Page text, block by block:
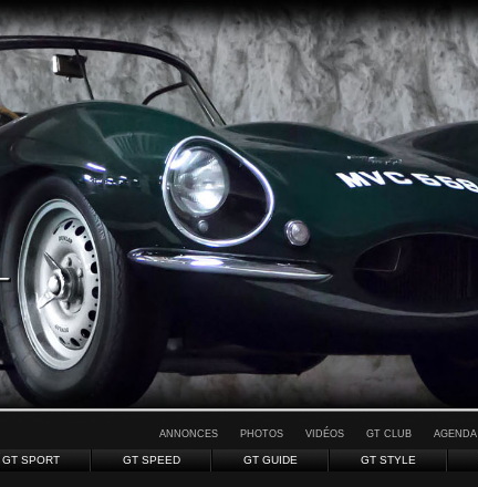
ANNONCES PHOTOS VIDÉOS GT CLUB AGENDA
GT SPORT GT SPEED GT GUIDE GT STYLE